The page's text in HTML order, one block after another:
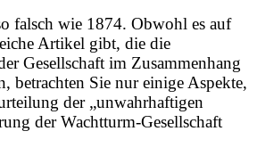
falsch wie 1874. Obwohl es auf
Artikel gibt, die die
Gesellschaft im Zusammenhang
betrachten Sie nur einige Aspekte,
der „unwahrhaftigen
der Wachtturm-Gesellschaft